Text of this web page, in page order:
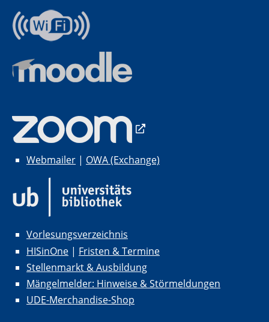
Webmailer | OWA (Exchange)
Vorlesungsverzeichnis
HISinOne | Fristen & Termine
Stellenmarkt & Ausbildung
Mängelmelder: Hinweise & Störmeldungen
UDE-Merchandise-Shop